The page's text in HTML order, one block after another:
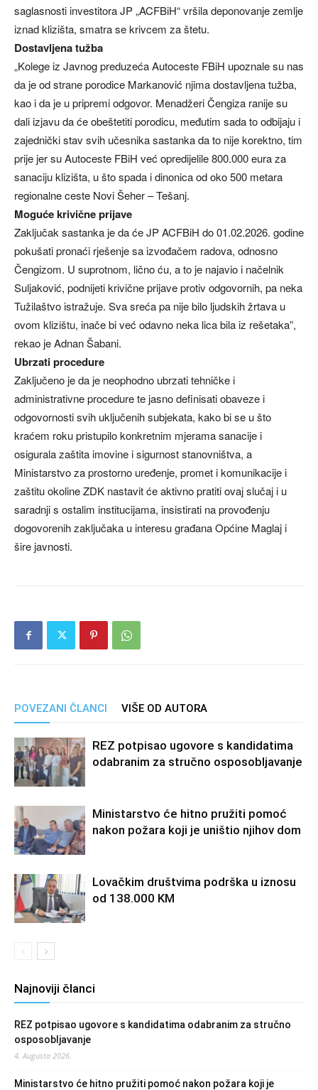
saglasnosti investitora JP „ACFBiH“ vršila deponovanje zemlje
iznad klizišta, smatra se krivcem za štetu.
Dostavljena tužba
„Kolege iz Javnog preduzeća Autoceste FBiH upoznale su nas
da je od strane porodice Markanović njima dostavljena tužba,
kao i da je u pripremi odgovor. Menadžeri Čengiza ranije su
dali izjavu da će obeštetiti porodicu, međutim sada to odbijaju i
zajednički stav svih učesnika sastanka da to nije korektno, tim
prije jer su Autoceste FBiH već opredijelile 800.000 eura za
sanaciju klizišta, u što spada i dinonica od oko 500 metara
regionalne ceste Novi Šeher – Tešanj.
Moguće krivične prijave
Zaključak sastanka je da će JP ACFBiH do 01.02.2026. godine
pokušati pronaći rješenje sa izvođačem radova, odnosno
Čengizom. U suprotnom, lično ću, a to je najavio i načelnik
Suljaković, podnijeti krivične prijave protiv odgovornih, pa neka
Tužilaštvo istražuje. Sva sreća pa nije bilo ljudskih žrtava u
ovom klizištu, inače bi već odavno neka lica bila iz rešetaka”,
rekao je Adnan Šabani.
Ubrzati procedure
Zaključeno je da je neophodno ubrzati tehničke i
administrativne procedure te jasno definisati obaveze i
odgovornosti svih uključenih subjekata, kako bi se u što
kraćem roku pristupilo konkretnim mjerama sanacije i
osigurala zaštita imovine i sigurnost stanovništva, a
Ministarstvo za prostorno uređenje, promet i komunikacije i
zaštitu okoline ZDK nastavit će aktivno pratiti ovaj slučaj i u
saradnji s ostalim institucijama, insistirati na provođenju
dogovorenih zaključaka u interesu građana Općine Maglaj i
šire javnosti.
POVEZANI ČLANCI VIŠE OD AUTORA
REZ potpisao ugovore s kandidatima
odabranim za stručno osposobljavanje
Ministarstvo će hitno pružiti pomoć
nakon požara koji je uništio njihov dom
Lovačkim društvima podrška u iznosu
od 138.000 KM
Najnoviji članci
REZ potpisao ugovore s kandidatima odabranim za stručno
osposobljavanje
4. Augusta 2026.
Ministarstvo će hitno pružiti pomoć nakon požara koji je